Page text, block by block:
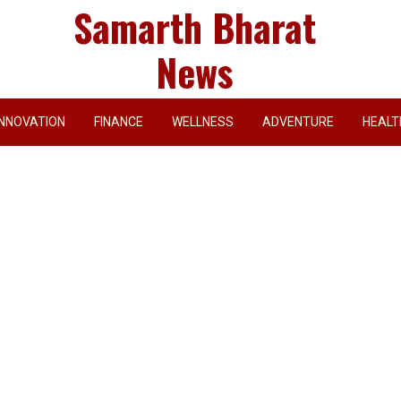
Samarth Bharat
News
INNOVATION FINANCE WELLNESS ADVENTURE